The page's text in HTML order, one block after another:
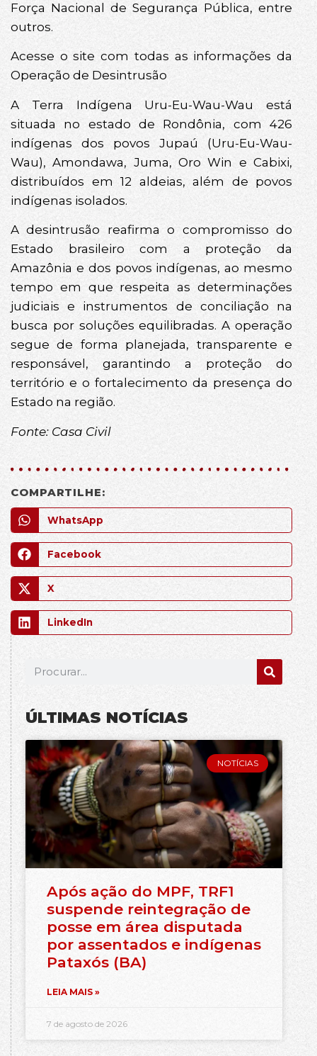
Força Nacional de Segurança Pública, entre
outros.
Acesse o site com todas as informações da
Operação de Desintrusão
A Terra Indígena Uru-Eu-Wau-Wau está
situada no estado de Rondônia, com 426
indígenas dos povos Jupaú (Uru-Eu-Wau-
Wau), Amondawa, Juma, Oro Win e Cabixi,
distribuídos em 12 aldeias, além de povos
indígenas isolados.
A desintrusão reafirma o compromisso do
Estado brasileiro com a proteção da
Amazônia e dos povos indígenas, ao mesmo
tempo em que respeita as determinações
judiciais e instrumentos de conciliação na
busca por soluções equilibradas. A operação
segue de forma planejada, transparente e
responsável, garantindo a proteção do
território e o fortalecimento da presença do
Estado na região.
Fonte: Casa Civil
COMPARTILHE:
WhatsApp
Facebook
X
LinkedIn
ÚLTIMAS NOTÍCIAS
NOTÍCIAS
Após ação do MPF, TRF1
suspende reintegração de
posse em área disputada
por assentados e indígenas
Pataxós (BA)
LEIA MAIS »
7 de agosto de 2026